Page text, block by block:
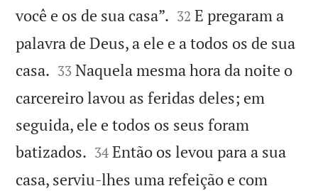
você e os de sua casa”. 

32 E pregaram a
palavra de Deus, a ele e a todos os de sua
casa. 

33 Naquela mesma hora da noite o
carcereiro lavou as feridas deles; em
seguida, ele e todos os seus foram
batizados. 

34 Então os levou para a sua
casa, serviu-lhes uma refeição e com